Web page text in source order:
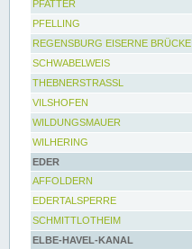
PFATTER
PFELLING
REGENSBURG EISERNE BRÜCKE
SCHWABELWEIS
THEBNERSTRASSL
VILSHOFEN
WILDUNGSMAUER
WILHERING
EDER
AFFOLDERN
EDERTALSPERRE
SCHMITTLOTHEIM
ELBE-HAVEL-KANAL